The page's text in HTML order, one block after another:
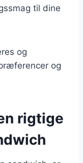
til dine
og
og
rigtige